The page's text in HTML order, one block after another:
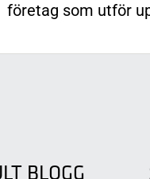
företag som utför
BLOGG